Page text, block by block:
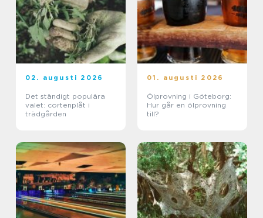
02. augusti 2026
Det ständigt populära
valet: cortenplåt i
trädgården
01. augusti 2026
Ölprovning i Göteborg:
Hur går en ölprovning
till?